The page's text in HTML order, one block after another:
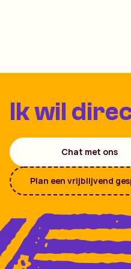
Ik wil
Chat met ons
Plan een vrijblijvend